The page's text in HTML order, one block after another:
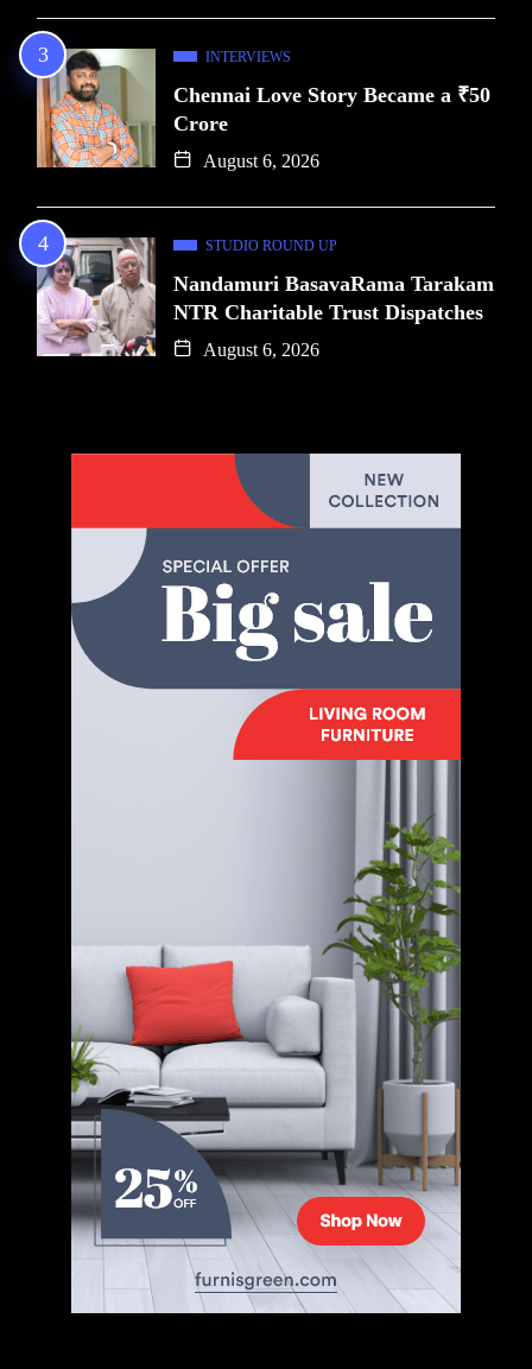
INTERVIEWS
Chennai Love Story Became a ₹50
Crore
August 6, 2026
STUDIO ROUND UP
Nandamuri BasavaRama Tarakam
NTR Charitable Trust Dispatches
August 6, 2026